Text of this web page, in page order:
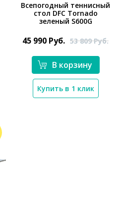
*}
Всепогодный теннисный
стол DFC Tornado
зеленый S600G
45 990 Руб. 53 809Руб.
В корзину
Купить в 1 клик